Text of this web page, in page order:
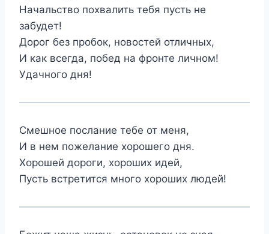
Начальство похвалить тебя пусть не
забудет!
Дорог без пробок, новостей отличных,
И как всегда, побед на фронте личном!
Удачного дня!
Смешное послание тебе от меня,
И в нем пожелание хорошего дня.
Хорошей дороги, хороших идей,
Пусть встретится много хороших людей!